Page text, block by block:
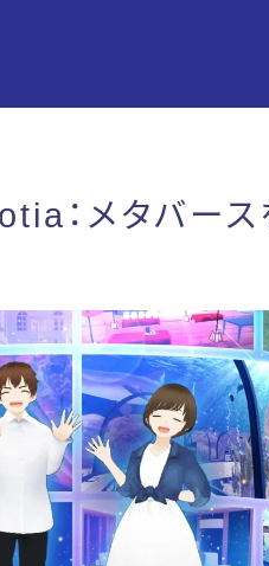
：メタバー